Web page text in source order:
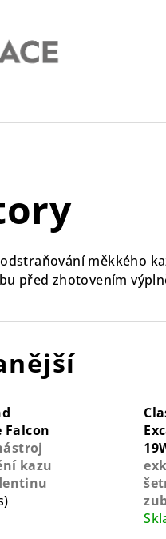
měkkého
před zhotovením
Falcon
kazu